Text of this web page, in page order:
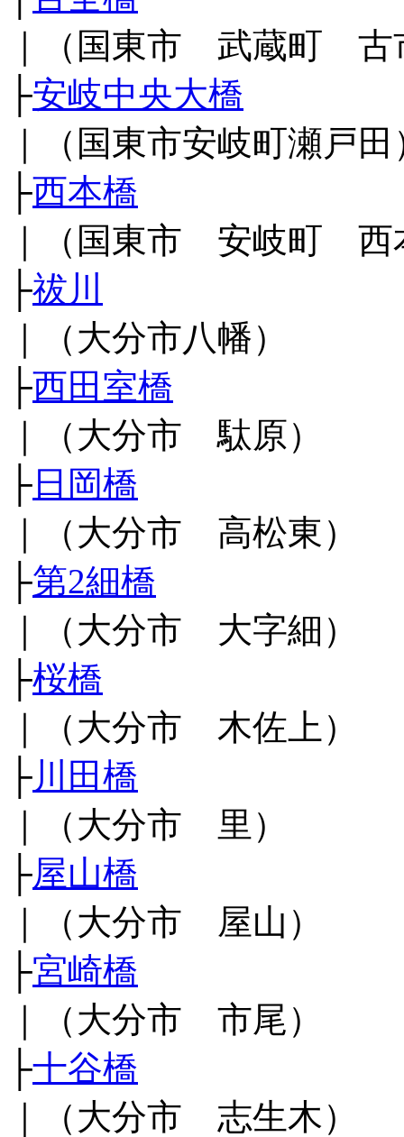
｜（国東市 武蔵町 古
├安岐中央大橋
｜（国東市安岐町瀬戸田
├西本橋
｜（国東市 安岐町 西
├祓川
｜（大分市八幡）
├西田室橋
｜（大分市 駄原）
├ 日岡橋
｜（大分市 高松東）
├第2細橋
｜（大分市 大字細）
├桜橋
｜（大分市 木佐上）
├川田橋
｜（大分市 里）
├屋山橋
｜（大分市 屋山）
├宮崎橋
｜（大分市 市尾）
├十谷橋
｜（大分市 志生木）